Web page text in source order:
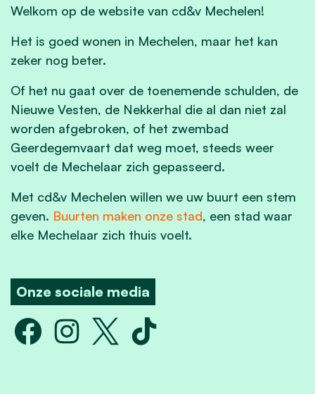
Welkom op de website van cd&v Mechelen!
Het is goed wonen in Mechelen, maar het kan
zeker nog beter.
Of het nu gaat over de toenemende schulden, de
Nieuwe Vesten, de Nekkerhal die al dan niet zal
worden afgebroken, of het zwembad
Geerdegemvaart dat weg moet, steeds weer
voelt de Mechelaar zich gepasseerd.
Met cd&v Mechelen willen we uw buurt een stem
geven. Buurten maken onze stad, een stad waar
elke Mechelaar zich thuis voelt.
Onze sociale media